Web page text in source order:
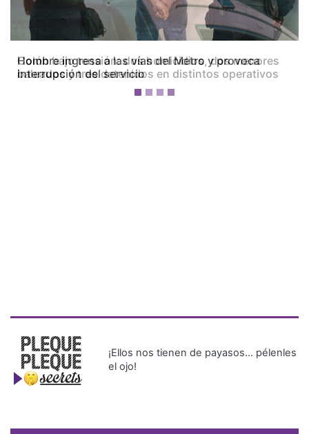
Colón bajo tensión: dos homicidios, dos menores
baleados y tres detenidos en distintos operativos
¡Ellos nos tienen de payasos… pélenles
el ojo!